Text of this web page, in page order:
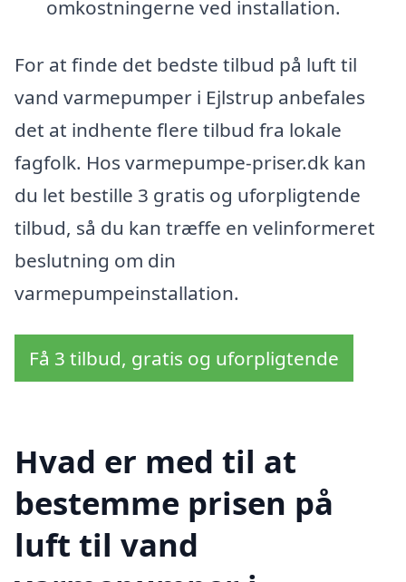
omkostningerne ved installation.
For at finde det bedste tilbud på luft til
vand varmepumper i Ejlstrup anbefales
det at indhente flere tilbud fra lokale
fagfolk. Hos varmepumpe-priser.dk kan
du let bestille 3 gratis og uforpligtende
tilbud, så du kan træffe en velinformeret
beslutning om din
varmepumpeinstallation.
Få 3 tilbud, gratis og uforpligtende
Hvad er med til at
bestemme prisen på
luft til vand